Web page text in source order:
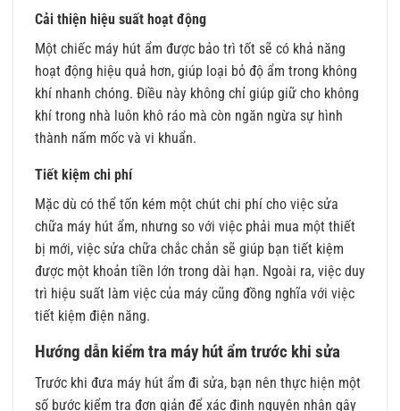
Cải thiện hiệu suất hoạt động
Một chiếc máy hút ẩm được bảo trì tốt sẽ có khả năng
hoạt động hiệu quả hơn, giúp loại bỏ độ ẩm trong không
khí nhanh chóng. Điều này không chỉ giúp giữ cho không
khí trong nhà luôn khô ráo mà còn ngăn ngừa sự hình
thành nấm mốc và vi khuẩn.
Tiết kiệm chi phí
Mặc dù có thể tốn kém một chút chi phí cho việc sửa
chữa máy hút ẩm, nhưng so với việc phải mua một thiết
bị mới, việc sửa chữa chắc chắn sẽ giúp bạn tiết kiệm
được một khoản tiền lớn trong dài hạn. Ngoài ra, việc duy
trì hiệu suất làm việc của máy cũng đồng nghĩa với việc
tiết kiệm điện năng.
Hướng dẫn kiểm tra máy hút ẩm trước khi sửa
Trước khi đưa máy hút ẩm đi sửa, bạn nên thực hiện một
số bước kiểm tra đơn giản để xác định nguyên nhân gây